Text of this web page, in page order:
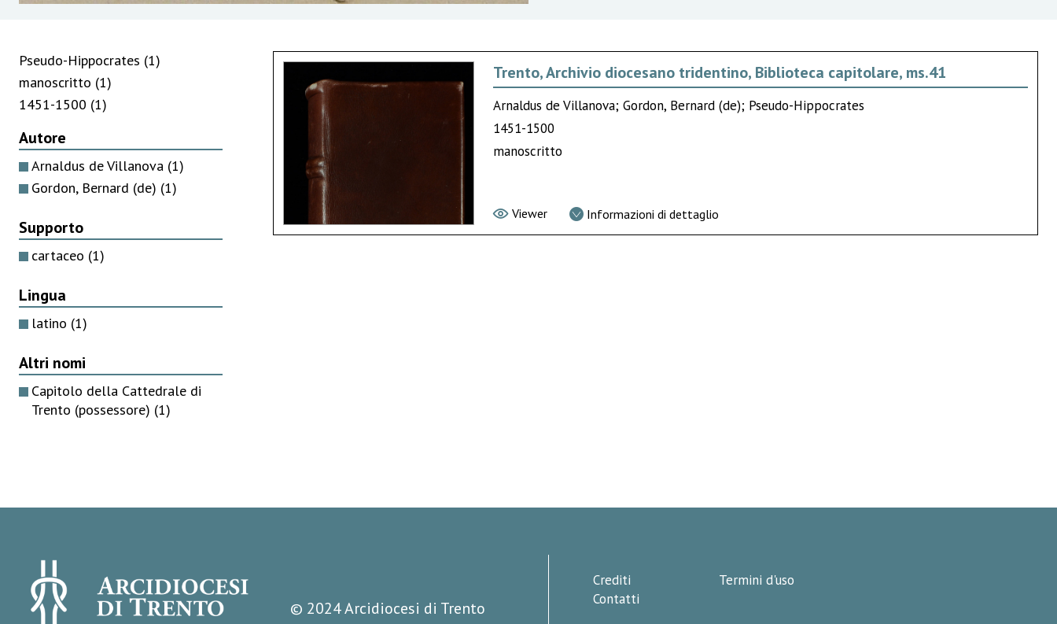
Pseudo-Hippocrates (1)
manoscritto (1)
1451-1500 (1)
Autore
Arnaldus de Villanova (1)
Gordon, Bernard (de) (1)
Supporto
cartaceo (1)
Lingua
latino (1)
Altri nomi
Capitolo della Cattedrale di
Trento (possessore) (1)
Trento, Archivio diocesano tridentino, Biblioteca capitolare, ms.41
Arnaldus de Villanova; Gordon, Bernard (de); Pseudo-Hippocrates
1451-1500
manoscritto
Viewer Informazioni di dettaglio
© 2024 Arcidiocesi di Trento
Crediti
Contatti
Termini d'uso